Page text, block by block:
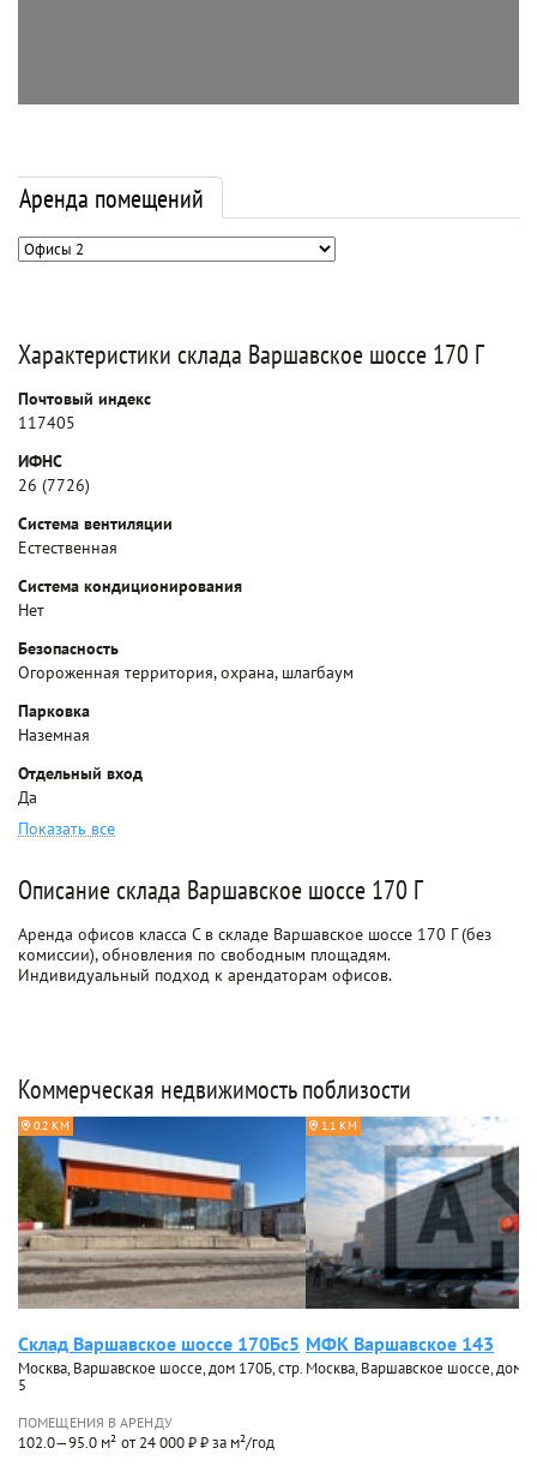
Аренда помещений
Характеристики склада Варшавское шоссе 170 Г
Почтовый индекс
117405
ИФНС
26 (7726)
Система вентиляции
Естественная
Система кондиционирования
Нет
Безопасность
Огороженная территория, охрана, шлагбаум
Парковка
Наземная
Отдельный вход
Да
Показать все
Описание склада Варшавское шоссе 170 Г
Аренда офисов класса C в складе Варшавское шоссе 170 Г (без
комиссии), обновления по свободным площадям.
Индивидуальный подход к арендаторам офисов.
Коммерческая недвижимость поблизости
0.2 КМ
Склад Варшавское шоссе 170Бс5
Москва, Варшавское шоссе, дом 170Б, стр.
5
ПОМЕЩЕНИЯ В АРЕНДУ
102.0—95.0 м² от 24 000 ₽ ₽ за м²/год
1.1 КМ
МФК Варшавское 143
Москва, Варшавское шоссе, дом